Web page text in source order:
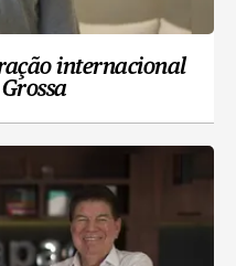
internacional